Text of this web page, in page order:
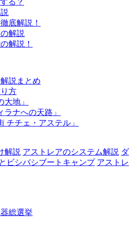
る？
底解説！
解説
解説！
説まとめ
方
地」
ラナへの天路」
チチェ・アステル」
解説 アストレアのシステム解説 ダ
ビシバシブートキャンプ アストレ
総選挙